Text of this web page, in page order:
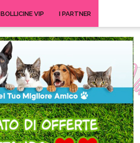
BOLLICINE VIP I PARTNER